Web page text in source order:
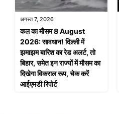
अगस्त 7, 2026
कल का मौसम 8 August
2026: सावधान! दिल्ली में
झमाझम बारिश का रेड अलर्ट, तो
बिहार, समेत इन राज्यों में मौसम का
दिखेगा विकराल रूप, चेक करें
आईएमडी रिपोर्ट